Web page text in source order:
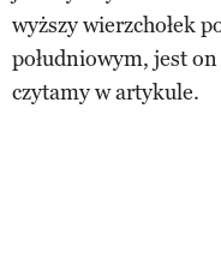
wyższy wierzchołek
południowym, jest
czytamy w artykule.